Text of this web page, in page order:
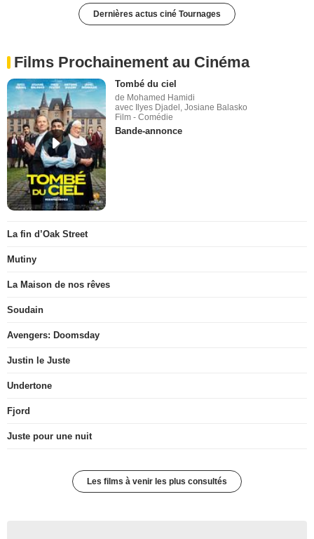
Dernières actus ciné Tournages
Films Prochainement au Cinéma
Tombé du ciel
de Mohamed Hamidi
avec Ilyes Djadel, Josiane Balasko
Film - Comédie
Bande-annonce
La fin d’Oak Street
Mutiny
La Maison de nos rêves
Soudain
Avengers: Doomsday
Justin le Juste
Undertone
Fjord
Juste pour une nuit
Les films à venir les plus consultés